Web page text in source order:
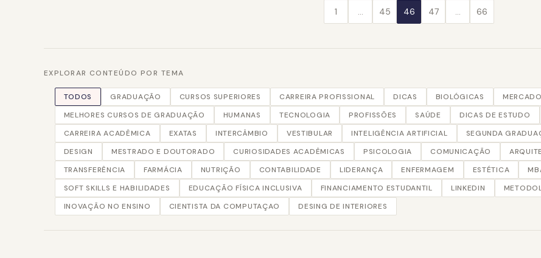
1 … 45 46 47 … 66
EXPLORAR CONTEÚDO POR TEMA
TODOS GRADUAÇÃO CURSOS SUPERIORES CARREIRA PROFISSIONAL DICAS BIOLÓGICAS
MELHORES CURSOS DE GRADUAÇÃO
HUMANAS TECNOLOGIA PROFISSÕES SAÚDE DICAS DE ESTUDO
CARREIRA ACADÊMICA
EXATAS INTERCÂMBIO VESTIBULAR INTELIGÊNCIA ARTIFICIAL SEGUNDA
DESIGN
MESTRADO E DOUTORADO CURIOSIDADES ACADÊMICAS PSICOLOGIA COMUNICAÇÃO
TRANSFERÊNCIA
FARMÁCIA NUTRIÇÃO CONTABILIDADE LIDERANÇA ENFERMAGEM ESTÉTICA
SOFT SKILLS E HABILIDADES
EDUCAÇÃO FÍSICA INCLUSIVA FINANCIAMENTO ESTUDANTIL LINKEDIN
INOVAÇÃO NO ENSINO
CIENTISTA DA COMPUTAÇAO DESING DE INTERIORES